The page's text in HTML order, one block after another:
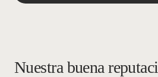
Nuestra buena